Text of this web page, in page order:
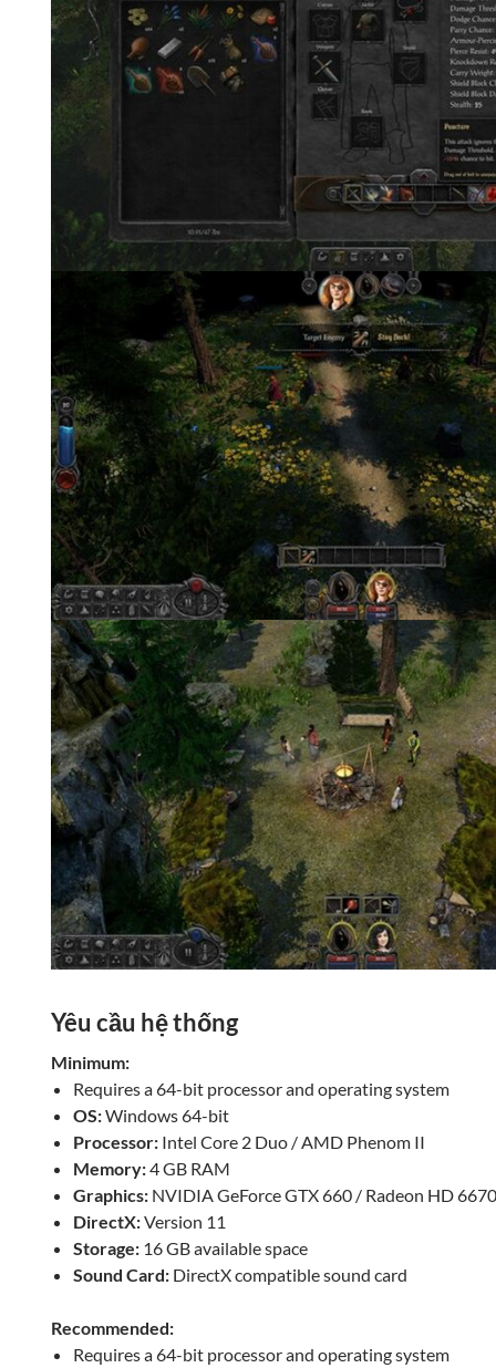
Yêu cầu hệ thống
Minimum:
Requires a 64-bit processor and operating system
OS:Windows 64-bit
Processor: Intel Core 2 Duo / AMD Phenom II
Memory:4 GB RAM
Graphics: NVIDIA GeForce GTX 660 / Radeon HD
DirectX:Version 11
Storage: 16 GB available space
Sound Card: DirectX compatible sound card
Recommended:
Requires a 64-bit processor and operating system